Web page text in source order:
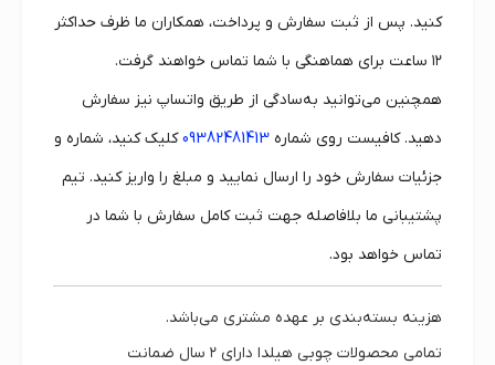
کنید. پس از ثبت سفارش و پرداخت، همکاران ما ظرف حداکثر
۱۲ ساعت برای هماهنگی با شما تماس خواهند گرفت.
همچنین می‌توانید به‌سادگی از طریق واتساپ نیز سفارش
دهید. کافیست روی شماره 09382481413کلیک کنید، شماره و
جزئیات سفارش خود را ارسال نمایید و مبلغ را واریز کنید. تیم
پشتیبانی ما بلافاصله جهت ثبت کامل سفارش با شما در
تماس خواهد بود.
هزینه بسته‌بندی بر عهده مشتری می‌باشد.
تمامی محصولات چوبی هیلدا دارای
۲ سال ضمانت